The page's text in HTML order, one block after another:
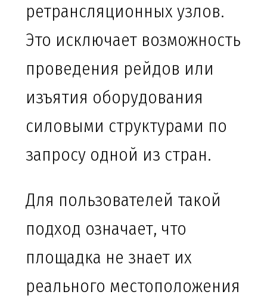
ретрансляционных узлов.
Это исключает возможность
проведения рейдов или
изъятия оборудования
силовыми структурами по
запросу одной из стран.
Для пользователей такой
подход означает, что
площадка не знает их
реального местоположения